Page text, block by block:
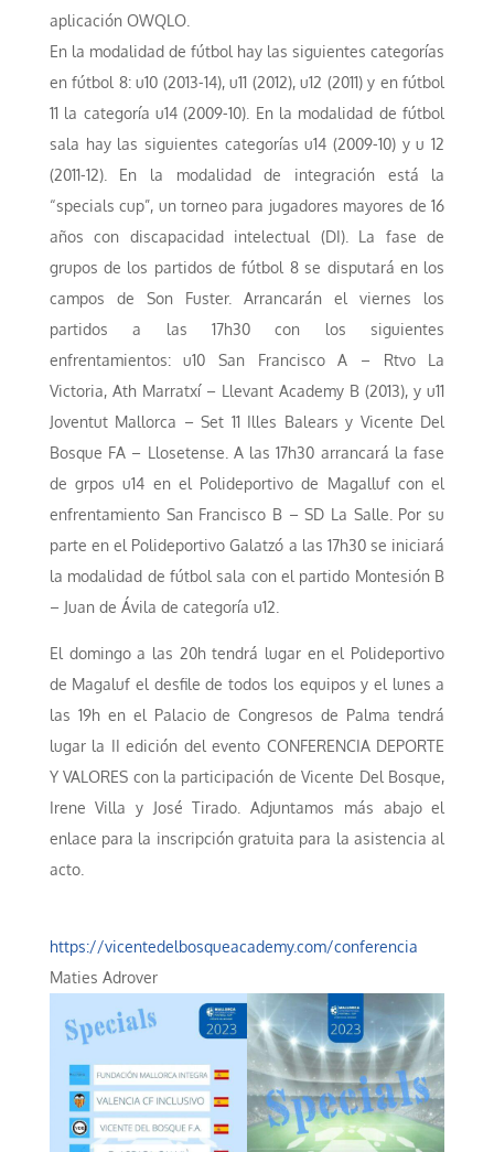
aplicación OWQLO.
En la modalidad de fútbol hay las siguientes categorías
en fútbol 8: u10 (2013-14), u11 (2012), u12 (2011) y en fútbol
11 la categoría u14 (2009-10). En la modalidad de fútbol
sala hay las siguientes categorías u14 (2009-10) y u 12
(2011-12). En la modalidad de integración está la
“specials cup”, un torneo para jugadores mayores de 16
años con discapacidad intelectual (DI). La fase de
grupos de los partidos de fútbol 8 se disputará en los
campos de Son Fuster. Arrancarán el viernes los
partidos a las 17h30 con los siguientes
enfrentamientos: u10 San Francisco A – Rtvo La
Victoria, Ath Marratxí – Llevant Academy B (2013), y u11
Joventut Mallorca – Set 11 Illes Balears y Vicente Del
Bosque FA – Llosetense. A las 17h30 arrancará la fase
de grpos u14 en el Polideportivo de Magalluf con el
enfrentamiento San Francisco B – SD La Salle. Por su
parte en el Polideportivo Galatzó a las 17h30 se iniciará
la modalidad de fútbol sala con el partido Montesión B
– Juan de Ávila de categoría u12.
El domingo a las 20h tendrá lugar en el Polideportivo
de Magaluf el desfile de todos los equipos y el lunes a
las 19h en el Palacio de Congresos de Palma tendrá
lugar la II edición del evento CONFERENCIA DEPORTE
Y VALORES con la participación de Vicente Del Bosque,
Irene Villa y José Tirado. Adjuntamos más abajo el
enlace para la inscripción gratuita para la asistencia al
acto.
https://vicentedelbosqueacademy.com/conferencia
Maties Adrover